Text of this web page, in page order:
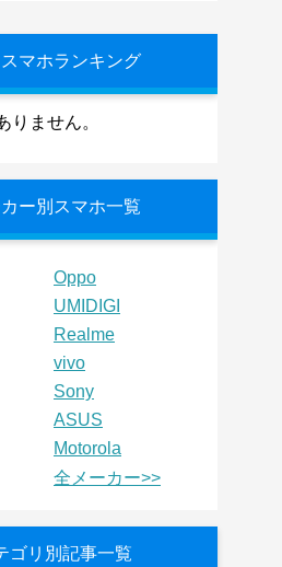
マホランキング
りません。
カー別スマホ一覧
Oppo
UMIDIGI
Realme
vivo
Sony
ASUS
Motorola
全メーカー>>
ゴリ別記事一覧